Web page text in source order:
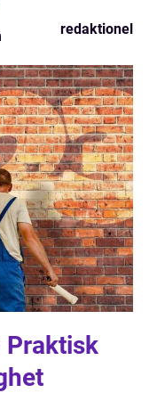
redaktionel
Praktisk